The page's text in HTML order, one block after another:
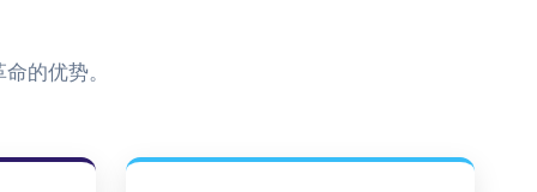
的优势。